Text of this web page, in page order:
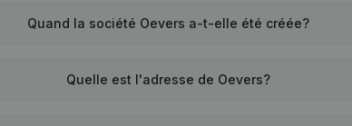
Quand la société Oevers a-t-elle été créée?
Quelle est l'adresse de Oevers?